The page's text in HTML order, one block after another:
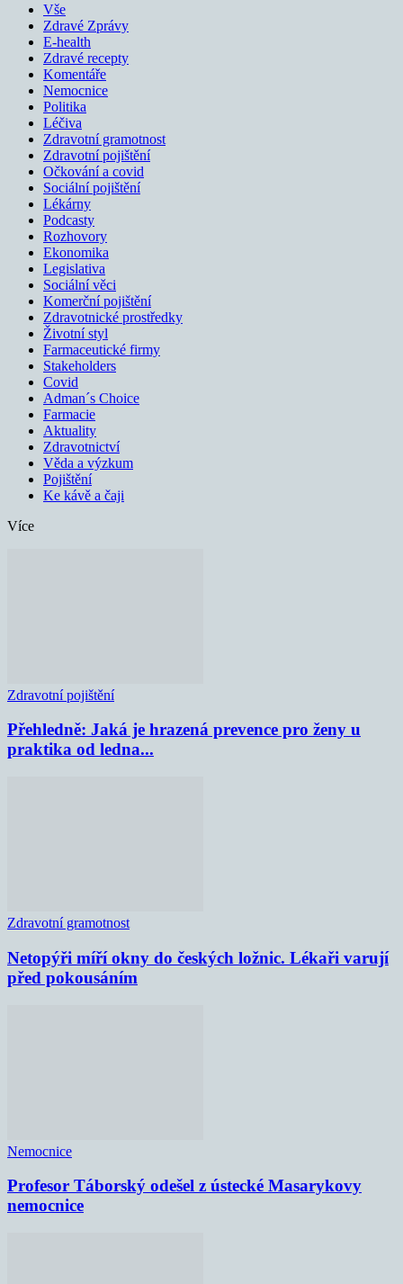
Vše
Zdravé Zprávy
E-health
Zdravé recepty
Komentáře
Nemocnice
Politika
Léčiva
Zdravotní gramotnost
Zdravotní pojištění
Očkování a covid
Sociální pojištění
Lékárny
Podcasty
Rozhovory
Ekonomika
Legislativa
Sociální věci
Komerční pojištění
Zdravotnické prostředky
Životní styl
Farmaceutické firmy
Stakeholders
Covid
Adman´s Choice
Farmacie
Aktuality
Zdravotnictví
Věda a výzkum
Pojištění
Ke kávě a čaji
Více
Zdravotní pojištění
Přehledně: Jaká je hrazená prevence pro ženy u
praktika od ledna...
Zdravotní gramotnost
Netopýři míří okny do českých ložnic. Lékaři varují
před pokousáním
Nemocnice
Profesor Táborský odešel z ústecké Masarykovy
nemocnice